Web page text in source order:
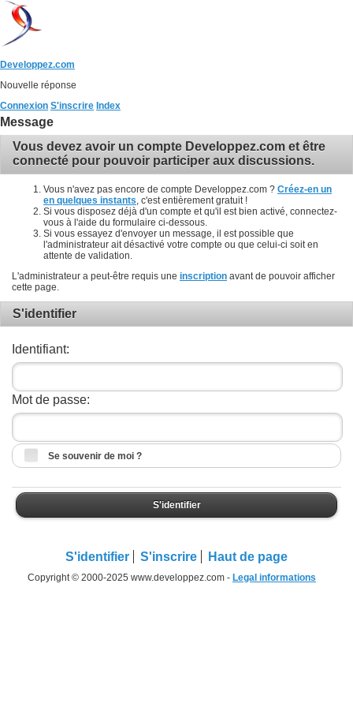
Developpez.com
Nouvelle réponse
Connexion S'inscrire Index
Message
Vous devez avoir un compte Developpez.com et être
connecté pour pouvoir participer aux discussions.
Vous n'avez pas encore de compte Developpez.com ? Créez-en un
en quelques instants , c'est entièrement gratuit !
Si vous disposez déjà d'un compte et qu'il est bien activé, connectez-
vous à l'aide du formulaire ci-dessous.
Si vous essayez d'envoyer un message, il est possible que
l'administrateur ait désactivé votre compte ou que celui-ci soit en
attente de validation.
L'administrateur a peut-être requis une inscription avant de pouvoir afficher
cette page.
S'identifier
Identifiant:
Mot de passe:
Se souvenir de moi ?
S'identifier
S'identifier S'inscrire Haut de page
Copyright © 2000-2025 www.developpez.com - Legal informations